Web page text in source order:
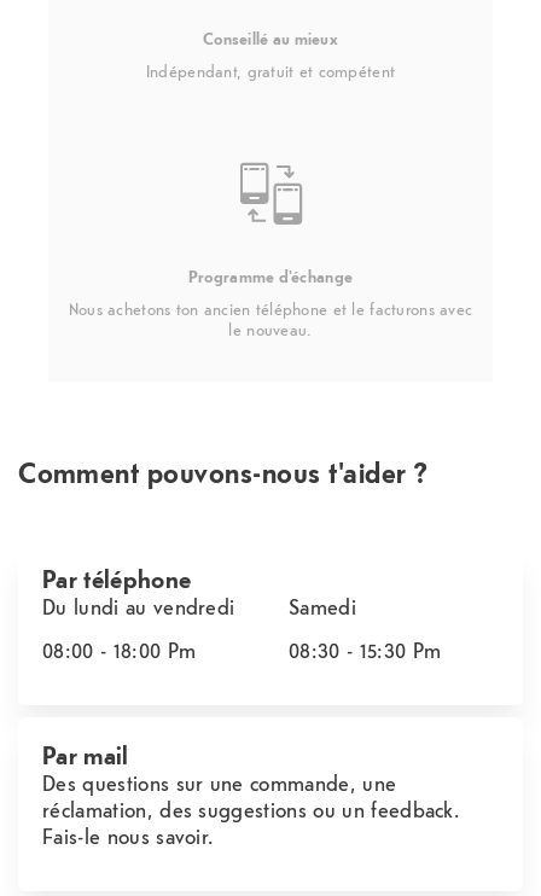
Conseillé au mieux
Indépendant, gratuit et compétent
Programme d'échange
Nous achetons ton ancien téléphone et le facturons avec
le nouveau.
Comment pouvons-nous t'aider ?
Par téléphone
Du lundi au vendredi
08:00 - 18:00 Pm
Samedi
08:30 - 15:30 Pm
Par mail
Des questions sur une commande, une
réclamation, des suggestions ou un feedback.
Fais-le nous savoir.